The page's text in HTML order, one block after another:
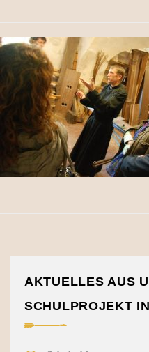
AKTUELLES AUS
SCHULPROJEKT